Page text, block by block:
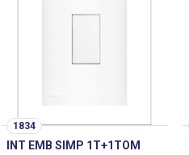
1834
INT EMB SIMP 1T+1TOM